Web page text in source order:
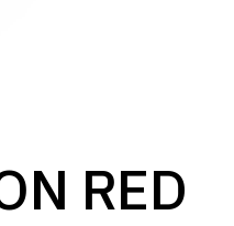
RED